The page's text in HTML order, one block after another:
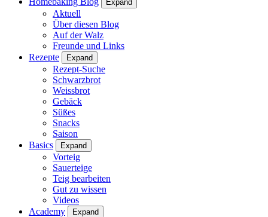
Expand
Aktuell
Über diesen Blog
Auf der Walz
Freunde und Links
Rezepte
Expand
Rezept-Suche
Schwarzbrot
Weissbrot
Gebäck
Süßes
Snacks
Saison
Basics
Expand
Vorteig
Sauerteige
Teig bearbeiten
Gut zu wissen
Videos
Academy
Expand